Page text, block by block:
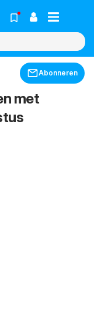
Abonneren
met